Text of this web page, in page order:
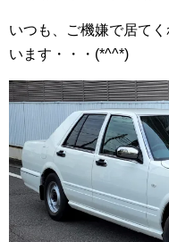
いつも、ご機嫌で居て
います・・・(*^^*)